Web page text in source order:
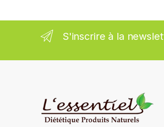
l
S'inscrire à la